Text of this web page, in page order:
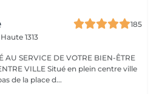
185
1313
AU SERVICE DE VOTRE BIEN-ÊTRE
en plein centre ville
de la place d...